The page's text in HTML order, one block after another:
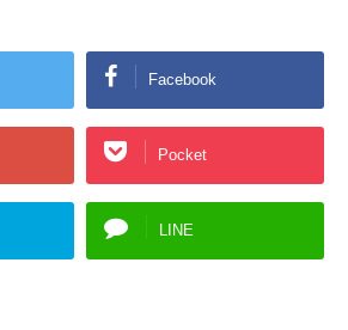
Facebook
Pocket
LINE